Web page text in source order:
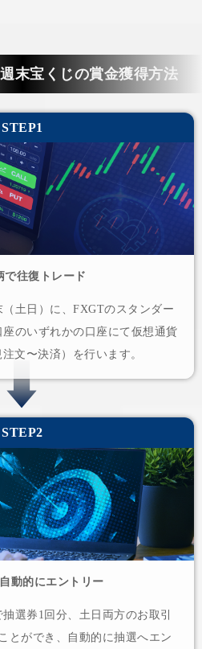
末宝くじの賞金獲得方法
STEP1
で往復トレード
土日）に、FXGTのスタンダー
座のいずれかの口座にて仮想通貨
文〜決済）を行います。
STEP2
動的にエントリー
選券1回分、土日両方のお取引
とができ、自動的に抽選へエン